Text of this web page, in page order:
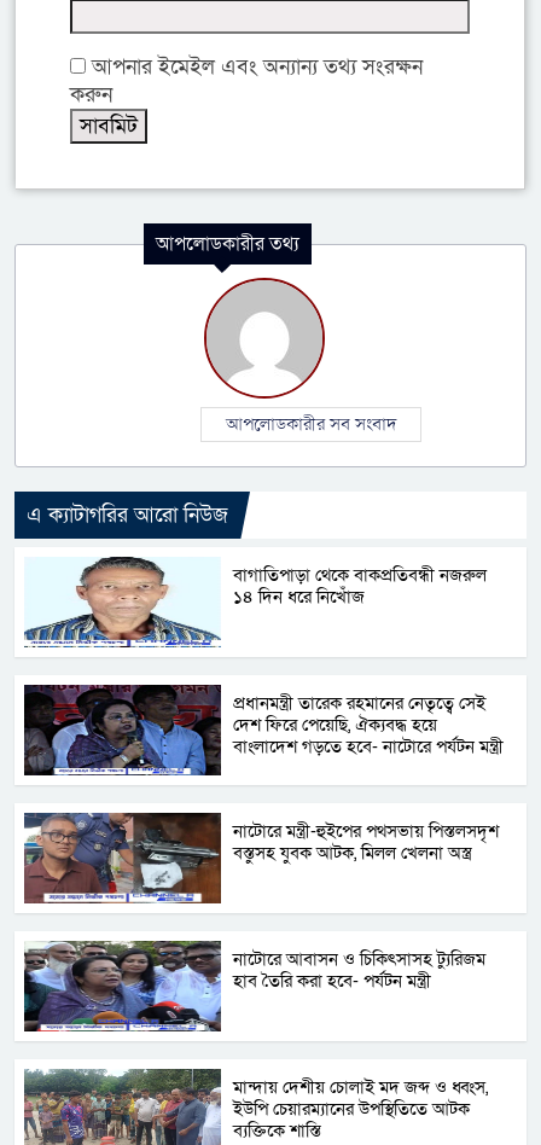
আপনার ইমেইল এবং অন্যান্য তথ্য সংরক্ষন
করুন
আপলোডকারীর তথ্য
আপলোডকারীর সব সংবাদ
এ ক্যাটাগরির আরো নিউজ
বাগাতিপাড়া থেকে বাকপ্রতিবন্ধী নজরুল
১৪ দিন ধরে নিখোঁজ
প্রধানমন্ত্রী তারেক রহমানের নেতৃত্বে সেই
দেশ ফিরে পেয়েছি, ঐক্যবদ্ধ হয়ে
বাংলাদেশ গড়তে হবে- নাটোরে পর্যটন মন্ত্রী
নাটোরে মন্ত্রী-হুইপের পথসভায় পিস্তলসদৃশ
বস্তুসহ যুবক আটক, মিলল খেলনা অস্ত্র
নাটোরে আবাসন ও চিকিৎসাসহ ট্যুরিজম
হাব তৈরি করা হবে- পর্যটন মন্ত্রী
মান্দায় দেশীয় চোলাই মদ জব্দ ও ধ্বংস,
ইউপি চেয়ারম্যানের উপস্থিতিতে আটক
ব্যক্তিকে শাস্তি